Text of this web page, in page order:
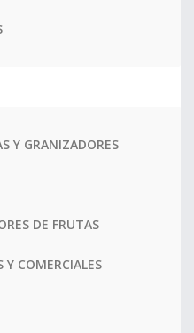
Y GRANIZADORES
DE FRUTAS
Y COMERCIALES